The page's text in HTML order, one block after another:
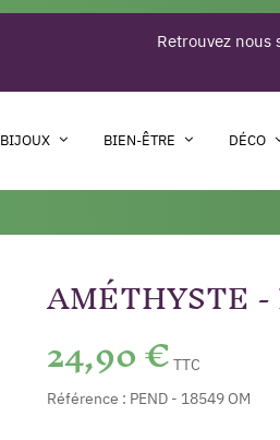
Retrouvez nous
BIJOUX BIEN-ÊTRE DÉCO
AMÉTHYSTE
24,90 € TTC
Référence : PEND - 18549 OM